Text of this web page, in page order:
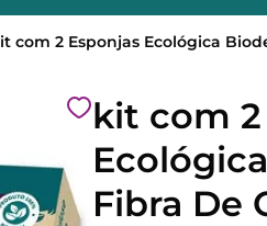
com 2 Esponjas Ecológica
kit com 2
Fibra De